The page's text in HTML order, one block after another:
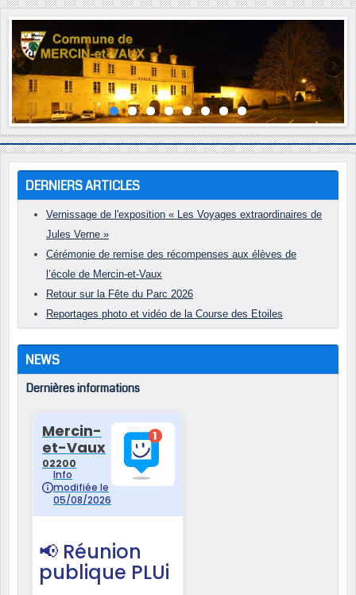
DERNIERS ARTICLES
Vernissage de l'exposition « Les Voyages extraordinaires de
Jules Verne »
Cérémonie de remise des récompenses aux élèves de
l’école de Mercin-et-Vaux
Retour sur la Fête du Parc 2026
Reportages photo et vidéo de la Course des Etoiles
NEWS
Dernières informations
Année
précédente
Mois
précédent
Année
suivante
Mois
suivant